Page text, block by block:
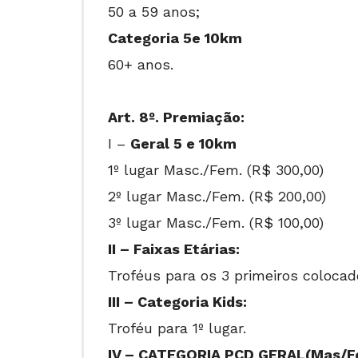
50 a 59 anos;
Categoria 5e 10km
60+ anos.
Art. 8º. Premiação:
I – Geral 5 e 10km
1º lugar Masc./Fem. (R$ 300,00)
2º lugar Masc./Fem. (R$ 200,00)
3º lugar Masc./Fem. (R$ 100,00)
II – Faixas Etárias:
Troféus para os 3 primeiros
III – Categoria Kids:
Troféu para 1º lugar.
IV – CATEGORIA PCD GERAL(Mas/